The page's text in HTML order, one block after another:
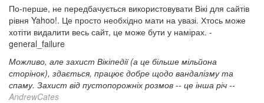
По-перше, не передбачується використовувати Вікі для сайтів
рівня Yahoo!. Це просто необхідно мати на увазі. Хтось може
хотіти видалити весь сайт, це може бути у намірах. -
general_failure
Можливо, але захист Вікіпедії (а це більше мільйона
сторінок), здається, працює добре щодо вандалізму та
спаму. Захист від пустопорожніх розмов -- це інша річ --
AndrewCates